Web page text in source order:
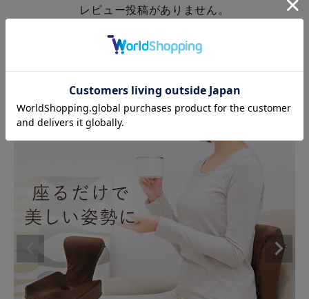
レビュー投稿がありません。